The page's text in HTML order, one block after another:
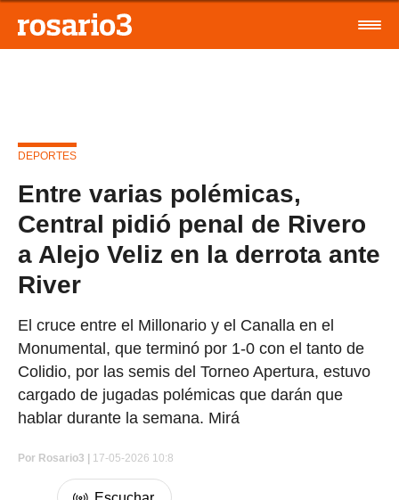
DEPORTES
Entre varias polémicas,
Central pidió penal de Rivero
a Alejo Veliz en la derrota ante
River
El cruce entre el Millonario y el Canalla en el
Monumental, que terminó por 1-0 con el tanto de
Colidio, por las semis del Torneo Apertura, estuvo
cargado de jugadas polémicas que darán que
hablar durante la semana. Mirá
Por Rosario3 | 17-05-2026 10:8